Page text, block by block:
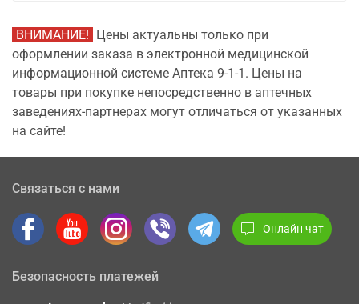
ВНИМАНИЕ! Цены актуальны только при
оформлении заказа в электронной медицинской
информационной системе Аптека 9-1-1. Цены на
товары при покупке непосредственно в аптечных
заведениях-партнерах могут отличаться от указанных
на сайте!
Связаться с нами
Онлайн чат
Безопасность платежей